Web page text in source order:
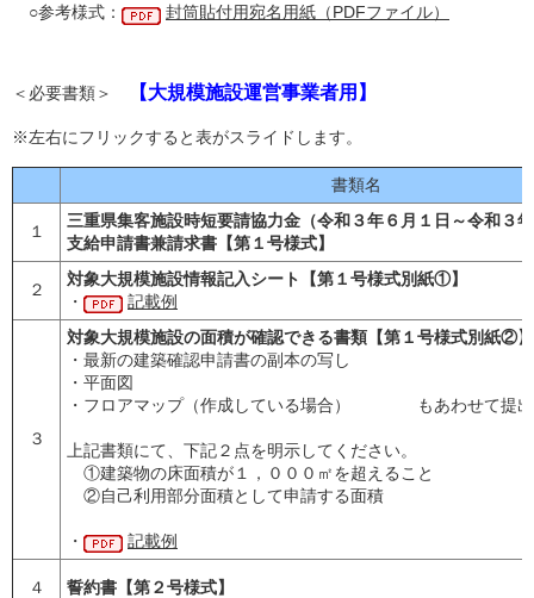
○参考様式：
封筒貼付用宛名用紙（PDFファイル）
＜必要書類＞ 【大規模施設運営事業者用】
※左右にフリックすると表がスライドします。
書類名
１
三重県集客施設時短要請協力金（令和３年６月１日～令和３
支給申請書兼請求書【第１号様式】
２
対象大規模施設情報記入シート【第１号様式別紙①】
・
記載例
３
対象大規模施設の面積が確認できる書類【第１号様式別紙②
・最新の建築確認申請書の副本の写し
・平面図
・フロアマップ（作成している場合） もあわせて提出
上記書類にて、下記２点を明示してください。
①建築物の床面積が１，０００㎡を超えること
②自己利用部分面積として申請する面積
・ 記載例
４ 誓約書【第２号様式】